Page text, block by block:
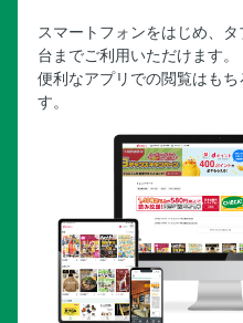
スマートフォンをはじめ、
台までご利用いただけます。
便利なアプリでの閲覧はも
す。